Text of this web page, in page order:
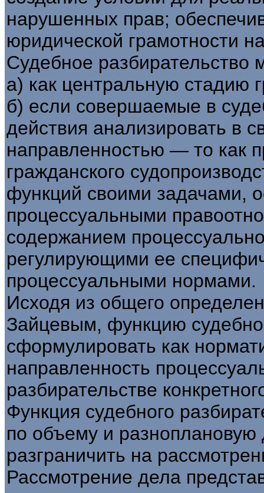
нарушенных прав;
юридической грамотности
Судебное разбирательство
а) как центральную стадию
б) если совершаемые в
действия анализировать в
направленностью — то как
гражданского
функций своими задачами,
процессуальными
содержанием
регулирующими ее
процессуальными нормами.
Исходя из общего
Зайцевым, функцию
сформулировать как
направленность
разбирательстве
Функция судебного
по объему и разноплановую
разграничить на
Рассмотрение дела